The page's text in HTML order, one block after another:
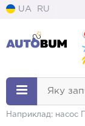
UA RU
Яку
Наприклад: насос